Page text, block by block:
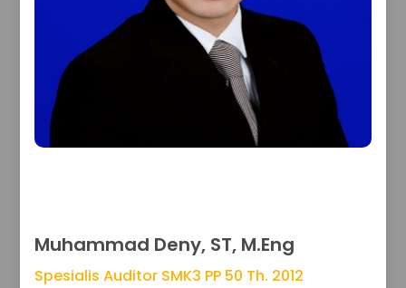
Muhammad Deny, ST, M.Eng
Spesialis Auditor SMK3 PP 50 Th. 2012